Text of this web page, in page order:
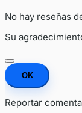
No hay reseñas
Su
OK
Reportar